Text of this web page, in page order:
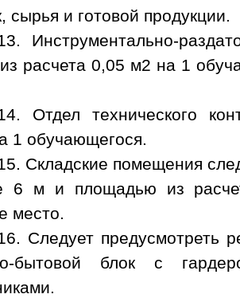
сырья и готовой продукции.
Инструментально-
расчета 0,05 м2 на 1
Отдел технического
1 обучающегося.
Складские помещения
6 м и площадью из
место.
Следует предусмотреть
бытовой блок с